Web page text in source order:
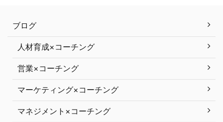
ブログ
人材育成×コーチング
営業×コーチング
マーケティング×コーチング
マネジメント×コーチング